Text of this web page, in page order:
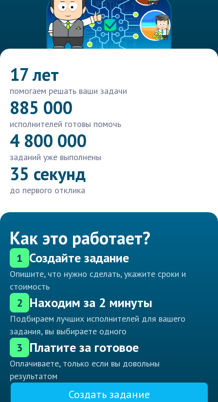
17 лет
помогаем решать ваши задачи
885 000
исполнителей готовы помочь
4 800 000
заданий уже выполнены
35 секунд
до первого отклика
Как это работает?
1 Создайте задание
Опишите, что нужно сделать, укажите сроки и
стоимость
2 Находим за 2 минуты
Подбираем лучших исполнителей для вашего
задания, вы выбираете одного
3 Платите за готовое
Оплачиваете, только если вы довольны
результатом
Создать задание